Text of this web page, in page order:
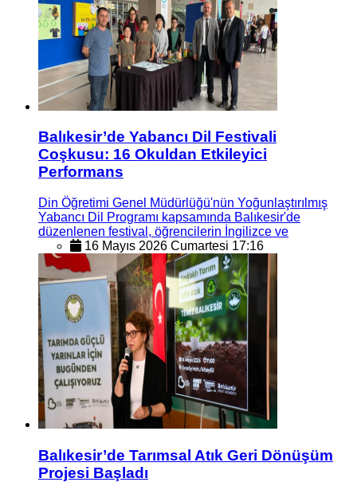
Balıkesir’de Yabancı Dil Festivali
Coşkusu: 16 Okuldan Etkileyici
Performans
Din Öğretimi Genel Müdürlüğü'nün Yoğunlaştırılmış
Yabancı Dil Programı kapsamında Balıkesir'de
düzenlenen festival, öğrencilerin İngilizce ve
16 Mayıs 2026 Cumartesi 17:16
Balıkesir’de Tarımsal Atık Geri Dönüşüm
Projesi Başladı